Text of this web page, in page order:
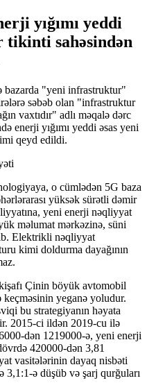
yığımı yeddi
tikinti sahəsindən
"yeni infrastruktur"
səbəb olan "infrastruktur
vaxtıdır" adlı məqalə dərc
enerji yığımı yeddi əsas yeni
qeyd edildi.
o cümlədən 5G baza
yüksək sürətli dəmir
yeni enerji nəqliyyat
məlumat mərkəzinə, süni
Elektrikli nəqliyyat
kimi doldurma dayağının
Çinin böyük avtomobil
yeganə yoludur.
bu strategiyanın həyata
2015-ci ildən 2019-cu ilə
dən 1219000-ə, yeni enerji
420000-dən 3,81
vasitələrinin dayaq nisbəti
ə düşüb və şarj qurğuları